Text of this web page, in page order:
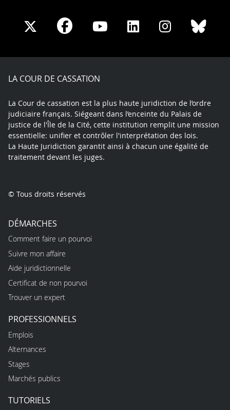
Share
X
Share
Facebook
Share
Youtube
Share
LinkedIn
Share
Instagram
LA COUR DE CASSATION
La Cour de cassation est la plus haute juridiction de l’ordre
judiciaire français. Siégeant dans l’enceinte du Palais de
justice de l'Île de la Cité, cette institution remplit une mission
essentielle: unifier et contrôler l'interprétation des lois.
La Haute Juridiction garantit ainsi à chacun une égalité de
traitement devant les juges.
© Tous droits réservés
DÉMARCHES
Comment faire un pourvoi
Suivre mon affaire
Aide juridictionnelle
Certificat de non pourvoi
Trouver un expert
PROFESSIONNELS
Emplois
Alternances
Stages
Marchés publics
TUTORIELS